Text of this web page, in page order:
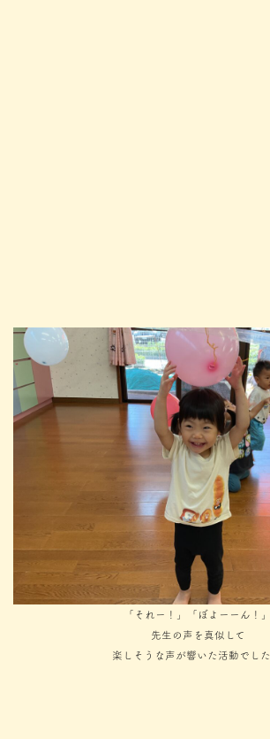
「それー！」「ぼよーーん！」
先生の声を真似して
楽しそうな声が響いた活動でした